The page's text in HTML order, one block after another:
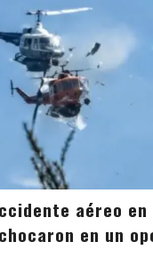
aéreo en
en un